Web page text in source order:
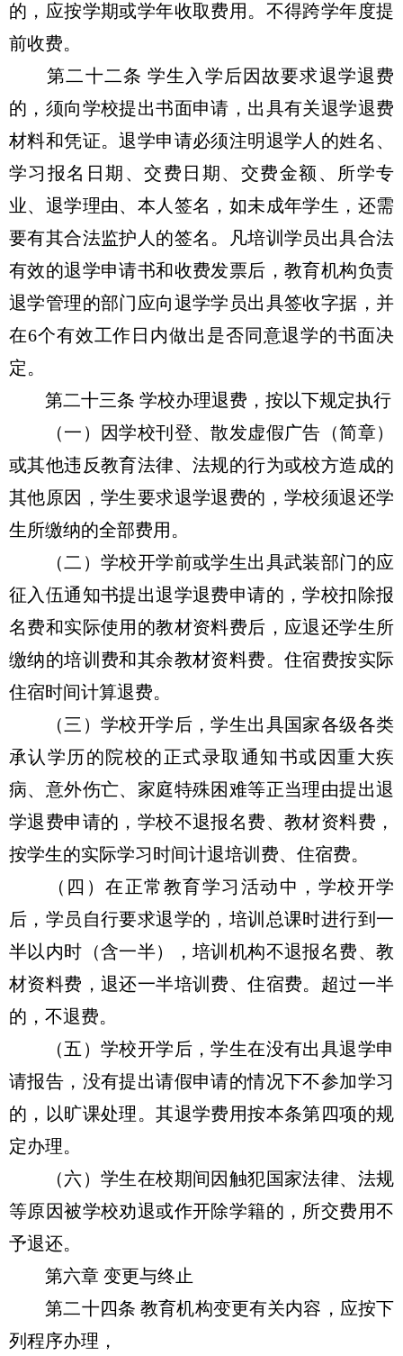
的，应按学期或学年收取费用。不得跨学年度提
前收费。
第二十二条 学生入学后因故要求退学退费
的，须向学校提出书面申请，出具有关退学退费
材料和凭证。退学申请必须注明退学人的姓名、
学习报名日期、交费日期、交费金额、所学专
业、退学理由、本人签名，如未成年学生，还需
要有其合法监护人的签名。凡培训学员出具合法
有效的退学申请书和收费发票后，教育机构负责
退学管理的部门应向退学学员出具签收字据，并
在6个有效工作日内做出是否同意退学的书面决
定。
第二十三条 学校办理退费，按以下规定执行
（一）因学校刊登、散发虚假广告（简章）
或其他违反教育法律、法规的行为或校方造成的
其他原因，学生要求退学退费的，学校须退还学
生所缴纳的全部费用。
（二）学校开学前或学生出具武装部门的应
征入伍通知书提出退学退费申请的，学校扣除报
名费和实际使用的教材资料费后，应退还学生所
缴纳的培训费和其余教材资料费。住宿费按实际
住宿时间计算退费。
（三）学校开学后，学生出具国家各级各类
承认学历的院校的正式录取通知书或因重大疾
病、意外伤亡、家庭特殊困难等正当理由提出退
学退费申请的，学校不退报名费、教材资料费，
按学生的实际学习时间计退培训费、住宿费。
（四）在正常教育学习活动中，学校开学
后，学员自行要求退学的，培训总课时进行到一
半以内时（含一半），培训机构不退报名费、教
材资料费，退还一半培训费、住宿费。超过一半
的，不退费。
（五）学校开学后，学生在没有出具退学申
请报告，没有提出请假申请的情况下不参加学习
的，以旷课处理。其退学费用按本条第四项的规
定办理。
（六）学生在校期间因触犯国家法律、法规
等原因被学校劝退或作开除学籍的，所交费用不
予退还。
第六章 变更与终止
第二十四条 教育机构变更有关内容，应按下
列程序办理，